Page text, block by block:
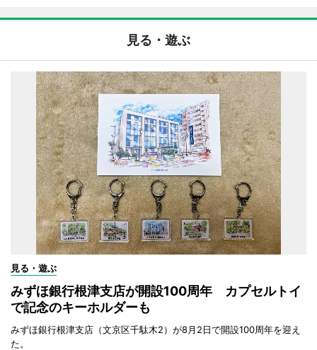
見る・遊ぶ
見る・遊ぶ
みずほ銀行根津支店が開設100周年 カプセルトイ
で記念のキーホルダーも
みずほ銀行根津支店（文京区千駄木2）が8月2日で開設100周年を迎え
た。